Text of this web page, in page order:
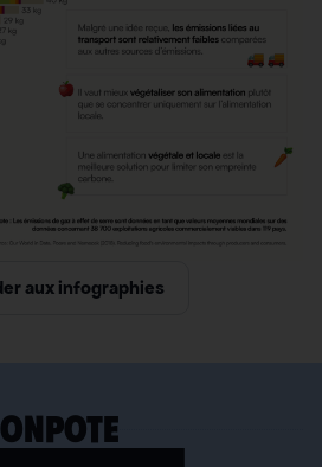
aux infographies